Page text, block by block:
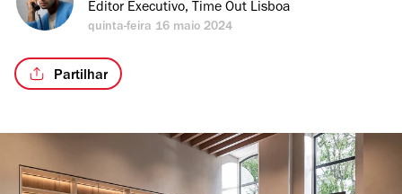
Editor Executivo, Time Out Lisboa
quinta-feira 16 maio 2024
Partilhar